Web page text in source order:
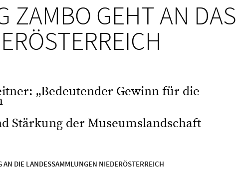
ZAMBO GEHT AN DAS
„Bedeutender Gewinn für die
Stärkung der Museumslandschaft
DIE LANDESSAMMLUNGEN NIEDERÖSTERREICH